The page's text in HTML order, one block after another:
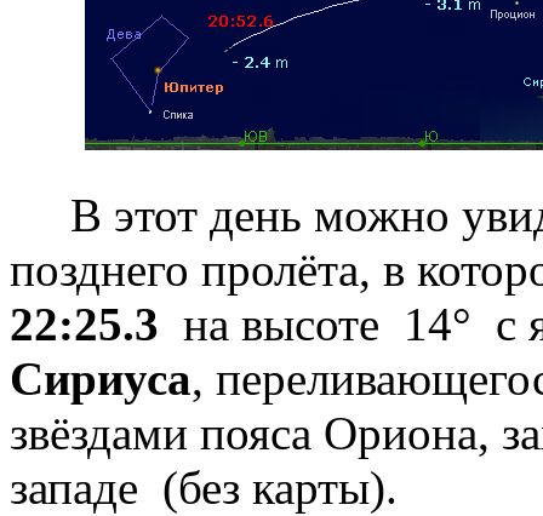
В этот день можно
позднего пролёта, в
22:25.3 на высоте 14° с
Сириуса,
звёздами пояса Ориона,
западе (без карты).